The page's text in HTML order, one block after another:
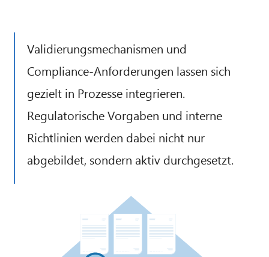
Validierungsmechanismen und
Compliance-Anforderungen lassen sich
gezielt in Prozesse integrieren.
Regulatorische Vorgaben und interne
Richtlinien werden dabei nicht nur
abgebildet, sondern aktiv durchgesetzt.